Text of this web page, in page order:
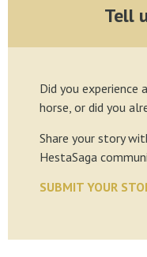
Tell
Did you experience
horse, or did you
Share your story
HestaSaga
SUBMIT YOUR